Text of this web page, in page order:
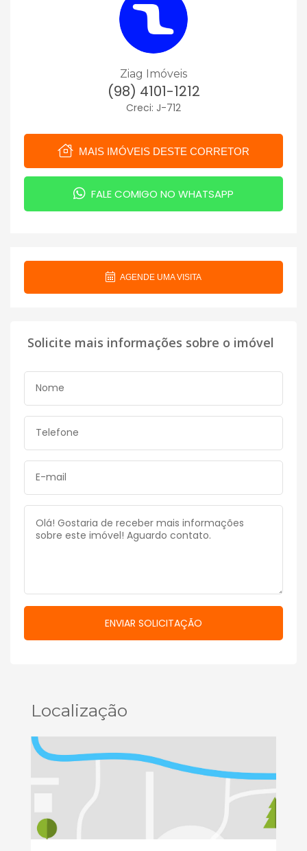
Ziag Imóveis
(98) 4101-1212
Creci: J-712
MAIS IMÓVEIS DESTE CORRETOR
FALE COMIGO NO WHATSAPP
AGENDE UMA VISITA
Solicite mais informações sobre o imóvel
Localização